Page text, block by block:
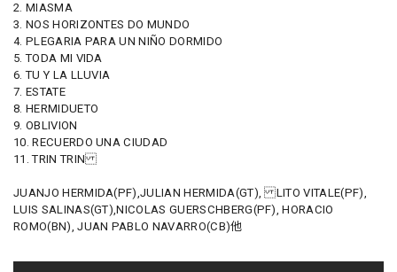
2. MIASMA
3. NOS HORIZONTES DO MUNDO
4. PLEGARIA PARA UN NIÑO DORMIDO
5. TODA MI VIDA
6. TU Y LA LLUVIA
7. ESTATE
8. HERMIDUETO
9. OBLIVION
10. RECUERDO UNA CIUDAD
11. TRIN TRIN
JUANJO HERMIDA(PF),JULIAN HERMIDA(GT), LITO VITALE(PF),
LUIS SALINAS(GT),NICOLAS GUERSCHBERG(PF), HORACIO
ROMO(BN), JUAN PABLO NAVARRO(CB)他